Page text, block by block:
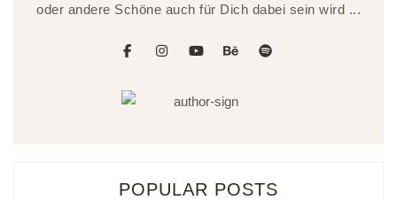
oder andere Schöne auch für Dich dabei sein wird ...
POPULAR POSTS